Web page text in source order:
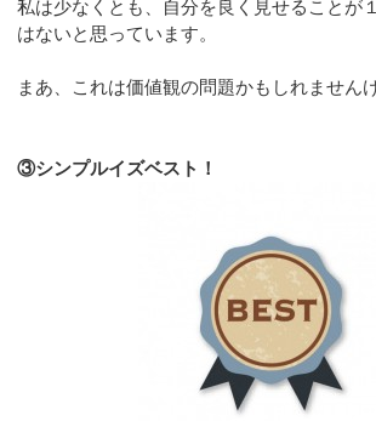
私は少なくとも、自分を良く見せることが
はないと思っています。
まあ、これは価値観の問題かもしれません
③シンプルイズベスト！